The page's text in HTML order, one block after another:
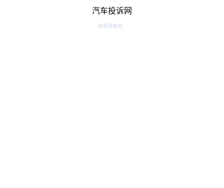
汽车投诉网
资源加载中...